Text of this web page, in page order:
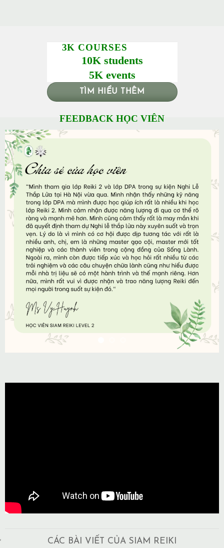
3K COURSES
10K students
5K events
TÌM HIỂU THÊM
FEEDBACK HỌC VIÊN
CÁC BÀI VIẾT CỦA SIAM REIKI